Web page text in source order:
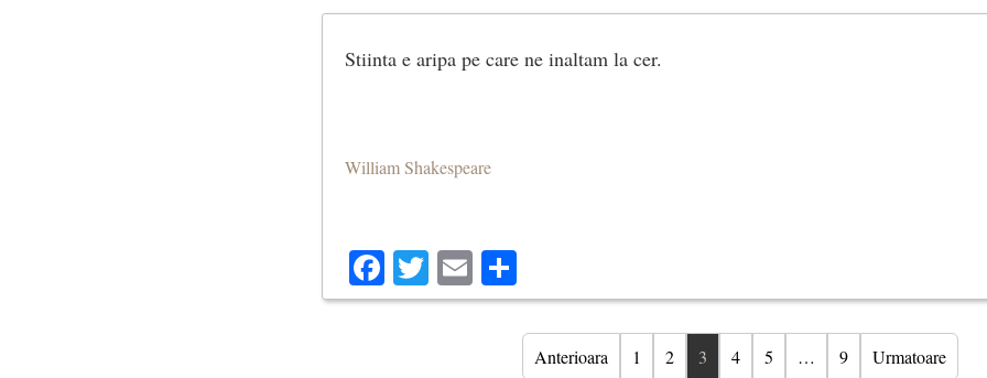
Stiinta e aripa pe care ne inaltam la cer.
William Shakespeare
Facebook
Twitter
Email
Anterioara 1 2 3 4 5 … 9 Urmatoare